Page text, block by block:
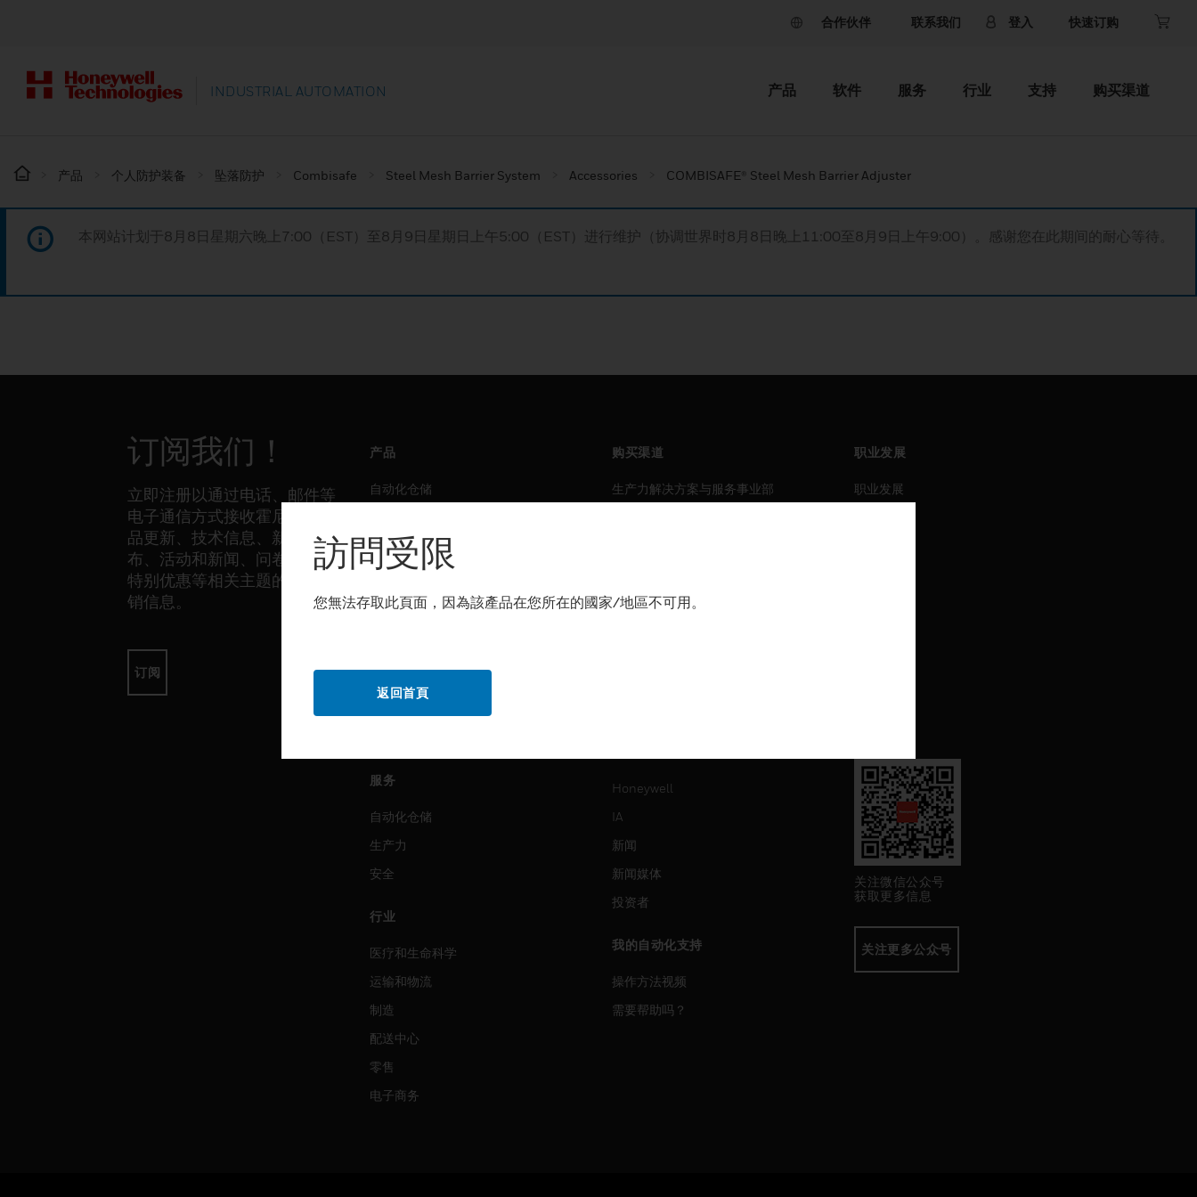
合作伙伴 联系我们 登入 快速订购
INDUSTRIAL AUTOMATION 产品 软件 服务 行业 支持 购买渠道
产品 个人防护装备 坠落防护 Combisafe Steel Mesh Barrier System Accessories COMBISAFE® Steel Mesh Barrier Adjuster
本网站计划于8月8日星期六晚上7:00（EST）至8月9日星期日上午5:00（EST）进行维护（协调世界时8月8日晚上11:00至8月9日上午9:00）。感谢您在此期间的耐心等待。
订阅我们！
立即注册以通过电话、邮件等
电子通信方式接收霍尼韦尔产
品更新、技术信息、新品发
布、活动和新闻、问卷调查、
特别优惠等相关主题的独家营
销信息。
订阅
产品
自动化仓储
安全
传感解决方案
自动化仓储
生产力
服务
自动化仓储
生产力
安全
行业
医疗和生命科学
运输和物流
制造
配送中心
零售
电子商务
购买渠道
生产力解决方案与服务事业部
自动化仓储
Honeywell
IA
新闻
新闻媒体
投资者
我的自动化支持
操作方法视频
需要帮助吗？
职业发展
职业发展
关注微信公众号
获取更多信息
关注更多公众号
訪問受限
您無法存取此頁面，因為該產品在您所在的國家/地區不可用。
返回首頁